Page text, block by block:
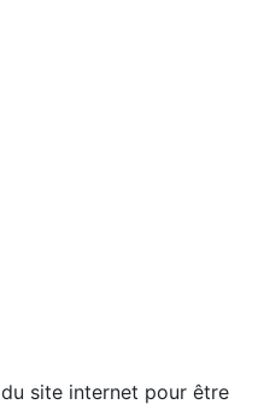
site internet pour être